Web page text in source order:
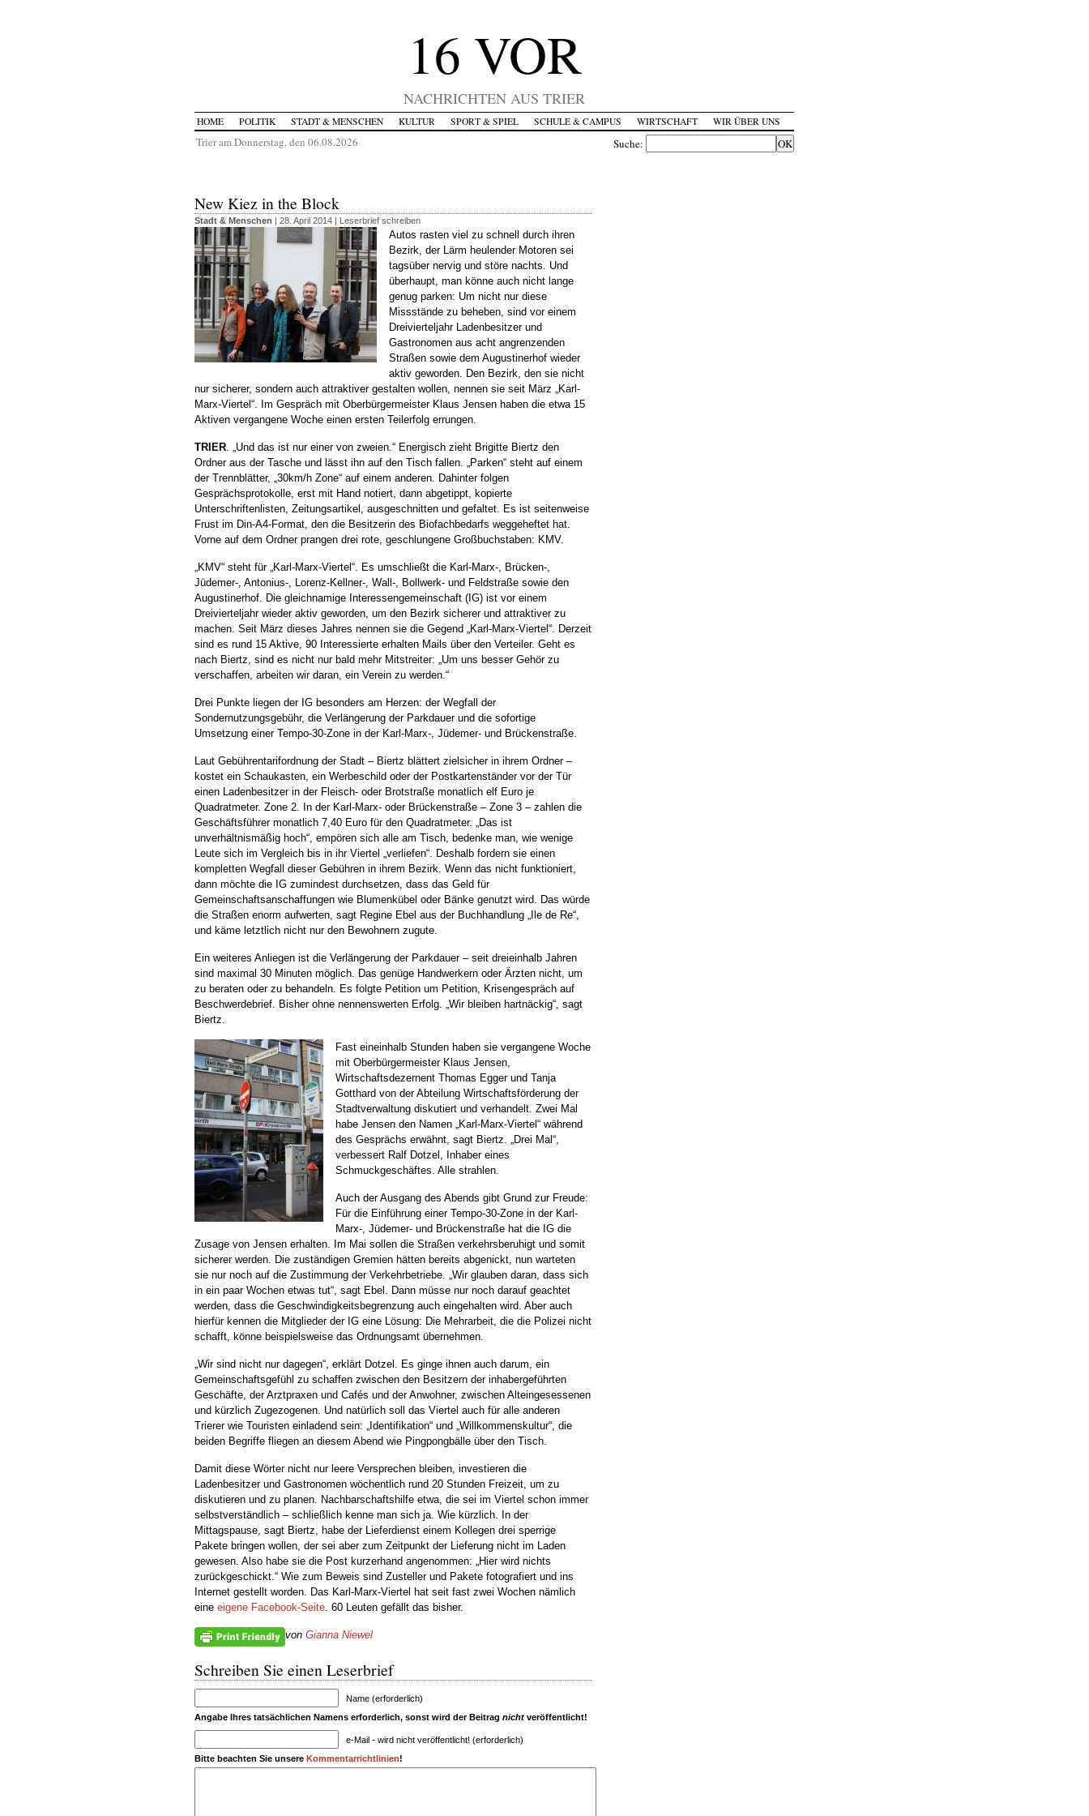
16 VOR
NACHRICHTEN AUS TRIER
HOME POLITIK STADT & MENSCHEN KULTUR SPORT & SPIEL SCHULE & CAMPUS WIRTSCHAFT WIR ÜBER UNS
Trier am Donnerstag, den 06.08.2026 Suche:
New Kiez in the Block
Stadt & Menschen | 28. April 2014 | Leserbrief schreiben
Autos rasten viel zu schnell durch ihren
Bezirk, der Lärm heulender Motoren sei
tagsüber nervig und störe nachts. Und
überhaupt, man könne auch nicht lange
genug parken: Um nicht nur diese
Missstände zu beheben, sind vor einem
Dreivierteljahr Ladenbesitzer und
Gastronomen aus acht angrenzenden
Straßen sowie dem Augustinerhof wieder
aktiv geworden. Den Bezirk, den sie nicht
nur sicherer, sondern auch attraktiver gestalten wollen, nennen sie seit März „Karl-
Marx-Viertel“. Im Gespräch mit Oberbürgermeister Klaus Jensen haben die etwa 15
Aktiven vergangene Woche einen ersten Teilerfolg errungen.
TRIER. „Und das ist nur einer von zweien.“ Energisch zieht Brigitte Biertz den
Ordner aus der Tasche und lässt ihn auf den Tisch fallen. „Parken“ steht auf einem
der Trennblätter, „30km/h Zone“ auf einem anderen. Dahinter folgen
Gesprächsprotokolle, erst mit Hand notiert, dann abgetippt, kopierte
Unterschriftenlisten, Zeitungsartikel, ausgeschnitten und gefaltet. Es ist seitenweise
Frust im Din-A4-Format, den die Besitzerin des Biofachbedarfs weggeheftet hat.
Vorne auf dem Ordner prangen drei rote, geschlungene Großbuchstaben: KMV.
„KMV“ steht für „Karl-Marx-Viertel“. Es umschließt die Karl-Marx-, Brücken-,
Jüdemer-, Antonius-, Lorenz-Kellner-, Wall-, Bollwerk- und Feldstraße sowie den
Augustinerhof. Die gleichnamige Interessengemeinschaft (IG) ist vor einem
Dreivierteljahr wieder aktiv geworden, um den Bezirk sicherer und attraktiver zu
machen. Seit März dieses Jahres nennen sie die Gegend „Karl-Marx-Viertel“. Derzeit
sind es rund 15 Aktive, 90 Interessierte erhalten Mails über den Verteiler. Geht es
nach Biertz, sind es nicht nur bald mehr Mitstreiter: „Um uns besser Gehör zu
verschaffen, arbeiten wir daran, ein Verein zu werden.“
Drei Punkte liegen der IG besonders am Herzen: der Wegfall der
Sondernutzungsgebühr, die Verlängerung der Parkdauer und die sofortige
Umsetzung einer Tempo-30-Zone in der Karl-Marx-, Jüdemer- und Brückenstraße.
Laut Gebührentarifordnung der Stadt – Biertz blättert zielsicher in ihrem Ordner –
kostet ein Schaukasten, ein Werbeschild oder der Postkartenständer vor der Tür
einen Ladenbesitzer in der Fleisch- oder Brotstraße monatlich elf Euro je
Quadratmeter. Zone 2. In der Karl-Marx- oder Brückenstraße – Zone 3 – zahlen die
Geschäftsführer monatlich 7,40 Euro für den Quadratmeter. „Das ist
unverhältnismäßig hoch“, empören sich alle am Tisch, bedenke man, wie wenige
Leute sich im Vergleich bis in ihr Viertel „verliefen“. Deshalb fordern sie einen
kompletten Wegfall dieser Gebühren in ihrem Bezirk. Wenn das nicht funktioniert,
dann möchte die IG zumindest durchsetzen, dass das Geld für
Gemeinschaftsanschaffungen wie Blumenkübel oder Bänke genutzt wird. Das würde
die Straßen enorm aufwerten, sagt Regine Ebel aus der Buchhandlung „Ile de Re“,
und käme letztlich nicht nur den Bewohnern zugute.
Ein weiteres Anliegen ist die Verlängerung der Parkdauer – seit dreieinhalb Jahren
sind maximal 30 Minuten möglich. Das genüge Handwerkern oder Ärzten nicht, um
zu beraten oder zu behandeln. Es folgte Petition um Petition, Krisengespräch auf
Beschwerdebrief. Bisher ohne nennenswerten Erfolg. „Wir bleiben hartnäckig“, sagt
Biertz.
Fast eineinhalb Stunden haben sie vergangene Woche
mit Oberbürgermeister Klaus Jensen,
Wirtschaftsdezernent Thomas Egger und Tanja
Gotthard von der Abteilung Wirtschaftsförderung der
Stadtverwaltung diskutiert und verhandelt. Zwei Mal
habe Jensen den Namen „Karl-Marx-Viertel“ während
des Gesprächs erwähnt, sagt Biertz. „Drei Mal“,
verbessert Ralf Dotzel, Inhaber eines
Schmuckgeschäftes. Alle strahlen.
Auch der Ausgang des Abends gibt Grund zur Freude:
Für die Einführung einer Tempo-30-Zone in der Karl-
Marx-, Jüdemer- und Brückenstraße hat die IG die
Zusage von Jensen erhalten. Im Mai sollen die Straßen verkehrsberuhigt und somit
sicherer werden. Die zuständigen Gremien hätten bereits abgenickt, nun warteten
sie nur noch auf die Zustimmung der Verkehrbetriebe. „Wir glauben daran, dass sich
in ein paar Wochen etwas tut“, sagt Ebel. Dann müsse nur noch darauf geachtet
werden, dass die Geschwindigkeitsbegrenzung auch eingehalten wird. Aber auch
hierfür kennen die Mitglieder der IG eine Lösung: Die Mehrarbeit, die die Polizei nicht
schafft, könne beispielsweise das Ordnungsamt übernehmen.
„Wir sind nicht nur dagegen“, erklärt Dotzel. Es ginge ihnen auch darum, ein
Gemeinschaftsgefühl zu schaffen zwischen den Besitzern der inhabergeführten
Geschäfte, der Arztpraxen und Cafés und der Anwohner, zwischen Alteingesessenen
und kürzlich Zugezogenen. Und natürlich soll das Viertel auch für alle anderen
Trierer wie Touristen einladend sein: „Identifikation“ und „Willkommenskultur“, die
beiden Begriffe fliegen an diesem Abend wie Pingpongbälle über den Tisch.
Damit diese Wörter nicht nur leere Versprechen bleiben, investieren die
Ladenbesitzer und Gastronomen wöchentlich rund 20 Stunden Freizeit, um zu
diskutieren und zu planen. Nachbarschaftshilfe etwa, die sei im Viertel schon immer
selbstverständlich – schließlich kenne man sich ja. Wie kürzlich. In der
Mittagspause, sagt Biertz, habe der Lieferdienst einem Kollegen drei sperrige
Pakete bringen wollen, der sei aber zum Zeitpunkt der Lieferung nicht im Laden
gewesen. Also habe sie die Post kurzerhand angenommen: „Hier wird nichts
zurückgeschickt.“ Wie zum Beweis sind Zusteller und Pakete fotografiert und ins
Internet gestellt worden. Das Karl-Marx-Viertel hat seit fast zwei Wochen nämlich
eine eigene Facebook-Seite. 60 Leuten gefällt das bisher.
von Gianna Niewel
Schreiben Sie einen Leserbrief
Name (erforderlich)
Angabe Ihres tatsächlichen Namens erforderlich, sonst wird der Beitrag nicht veröffentlicht!
e-Mail - wird nicht veröffentlicht! (erforderlich)
Bitte beachten Sie unsere Kommentarrichtlinien!